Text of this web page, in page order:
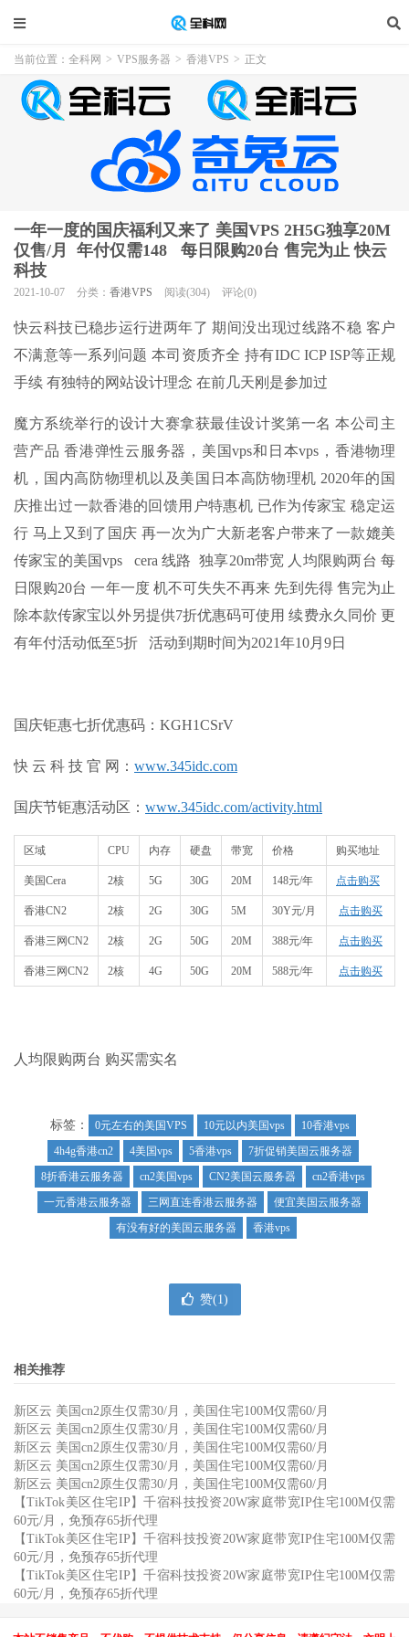
当前位置： 全科网 > VPS服务器 > 香港VPS > 正文
一年一度的国庆福利又来了 美国VPS 2H5G独享20M
仅售/月 年付仅需148 每日限购20台 售完为止 快云
科技
2021-10-07 分类： 香港VPS 阅读(304) 评论(0)
快云科技已稳步运行进两年了 期间没出现过线路不稳 客户
不满意等一系列问题 本司资质齐全 持有IDC ICP ISP等正规
手续 有独特的网站设计理念 在前几天刚是参加过
魔方系统举行的设计大赛拿获最佳设计奖第一名 本公司主
营产品 香港弹性云服务器，美国vps和日本vps，香港物理
机，国内高防物理机以及美国日本高防物理机 2020年的国
庆推出过一款香港的回馈用户特惠机 已作为传家宝 稳定运
行 马上又到了国庆 再一次为广大新老客户带来了一款媲美
传家宝的美国vps cera 线路 独享20m带宽 人均限购两台 每
日限购20台 一年一度 机不可失失不再来 先到先得 售完为止
除本款传家宝以外另提供7折优惠码可使用 续费永久同价 更
有年付活动低至5折 活动到期时间为2021年10月9日
国庆钜惠七折优惠码： KGH1CSrV
快 云 科 技 官 网： www.345idc.com
国庆节钜惠活动区： www.345idc.com/activity.html
区域 CPU 内存 硬盘 带宽 价格 购买地址
美国Cera 2核 5G 30G 20M 148元/年 点击购买
香港CN2 ​2核 2G 30G 5M 30Y元/月 点击购买
香港三网CN2 2核 2G 50G 20M 388元/年 点击购买
香港三网CN2 2核 4G 50G 20M 588元/年 点击购买
人均限购两台 购买需实名
标签： 0元左右的美国VPS 10元以内美国vps
10香港vps
4h4g香港cn2
4美国vps 5香港vps
7折促销美国云服务器
8折香港云服务器
cn2美国vps CN2美国云服务器
cn2香港vps
一元香港云服务器
三网直连香港云服务器
便宜美国云服务器
有没有好的美国云服务器
香港vps
赞(1)
相关推荐
新区云 美国cn2原生仅需30/月，美国住宅100M仅需60/月
新区云 美国cn2原生仅需30/月，美国住宅100M仅需60/月
新区云 美国cn2原生仅需30/月，美国住宅100M仅需60/月
新区云 美国cn2原生仅需30/月，美国住宅100M仅需60/月
新区云 美国cn2原生仅需30/月，美国住宅100M仅需60/月
【TikTok美区住宅IP】千宿科技投资20W家庭带宽IP住宅100M仅需
60元/月，免预存65折代理
【TikTok美区住宅IP】千宿科技投资20W家庭带宽IP住宅100M仅需
60元/月，免预存65折代理
【TikTok美区住宅IP】千宿科技投资20W家庭带宽IP住宅100M仅需
60元/月，免预存65折代理